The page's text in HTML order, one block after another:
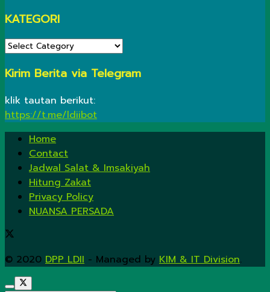
KATEGORI
KATEGORI
Kirim Berita via Telegram
klik tautan berikut:
https://t.me/ldiibot
Home
Contact
Jadwal Salat & Imsakiyah
Hitung Zakat
Privacy Policy
NUANSA PERSADA
© 2020 DPP LDII - Managed by KIM & IT Division.